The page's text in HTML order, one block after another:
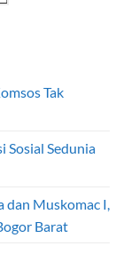
Tak
Sosial Sedunia
Muskomac I,
Barat